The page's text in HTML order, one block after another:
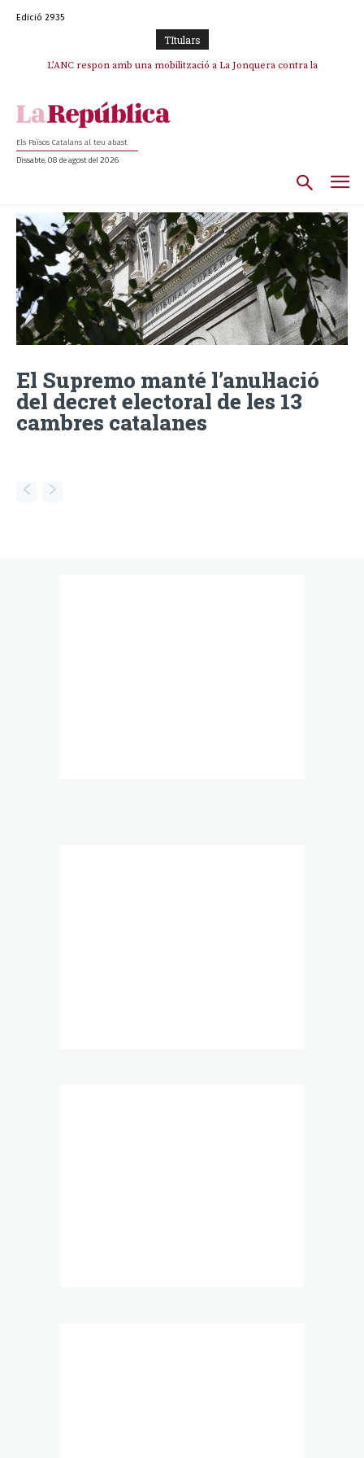
Edició 2935
TItulars
L’ANC respon amb una mobilització a La Jonquera contra la
Els Països Catalans al teu abast
Dissabte, 08 de agost del 2026
El Supremo manté l’anul·lació
del decret electoral de les 13
cambres catalanes